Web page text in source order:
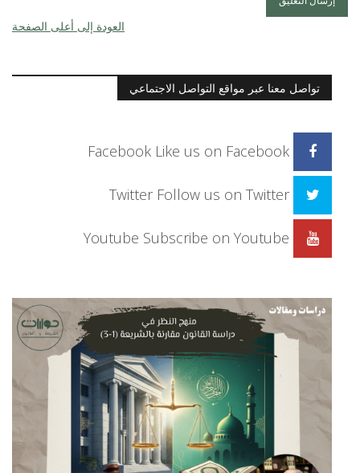
العودة إلى أعلى الصفحة
تواصل معنا عبر مواقع التواصل الاجتماعي
Facebook Like us on Facebook
Twitter Follow us on Twitter
Youtube Subscribe on Youtube